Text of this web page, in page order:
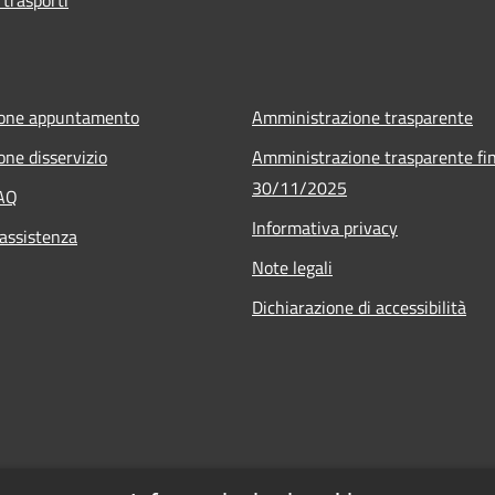
appuntamento
disservizio
Amministrazione trasparente
Amministrazione trasparente
30/11/2025
Informativa privacy
Note legali
Dichiarazione di accessibilità